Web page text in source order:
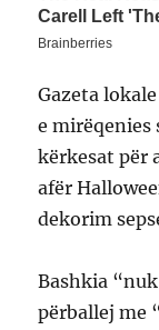
Gazeta
e mirëqenies
kërkesat për
afër
dekorim
Bashkia
përballej me